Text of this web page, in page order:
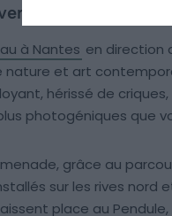
Saint-Nazaire
à Nantes en direction
et art
hérissé de
photogéniques que
grâce au
sur les rives nord
place au Pendule,